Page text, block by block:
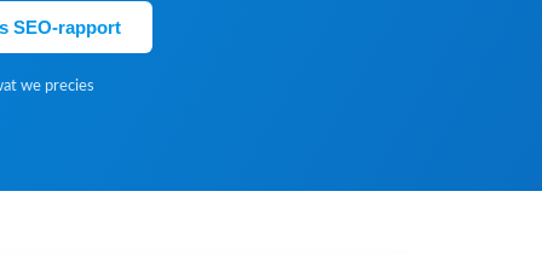
SEO-rapport
we precies